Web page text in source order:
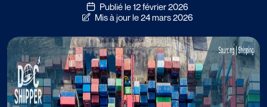
Publié le 12 février 2026
Mis à jour le 24 mars 2026